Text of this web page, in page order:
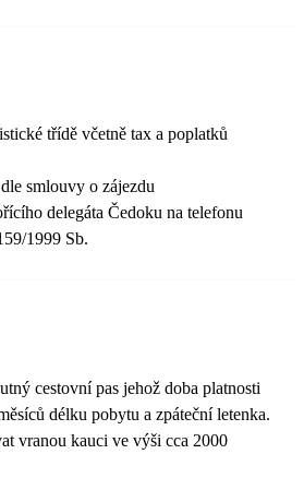
třídě včetně tax a poplatků
smlouvy o zájezdu
delegáta Čedoku na telefonu
1999 Sb.
cestovní pas jehož doba platnosti
délku pobytu a zpáteční letenka.
vranou kauci ve výši cca 2000